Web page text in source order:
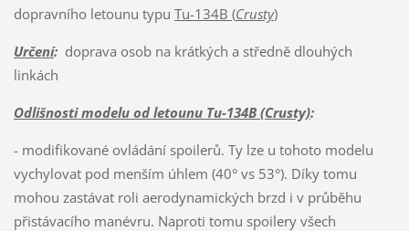
dopravního letounu typu Tu-134B (Crusty)
Určení:doprava osob na krátkých a středně dlouhých
linkách
Odlišnosti modelu od letounu Tu-134B (Crusty):
- modifikované ovládání spoilerů. Ty lze u tohoto modelu
vychylovat pod menším úhlem (40° vs 53°). Díky tomu
mohou zastávat roli aerodynamických brzd i v průběhu
přistávacího manévru. Naproti tomu spoilery všech